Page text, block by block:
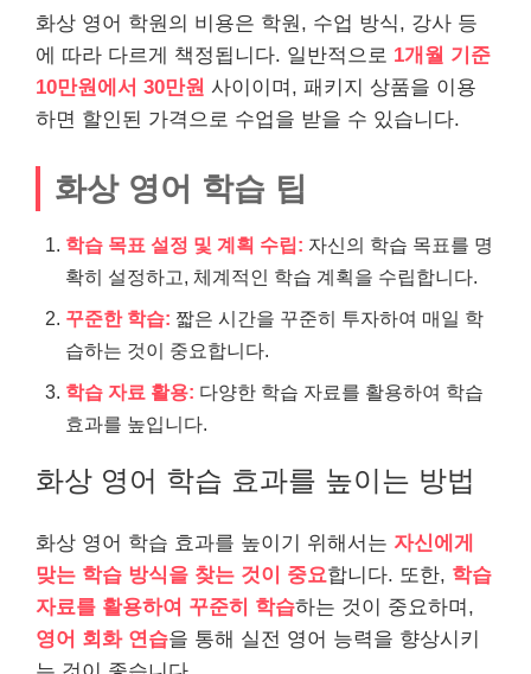
화상 영어 학원의 비용은 학원, 수업 방식, 강사 등
에 따라 다르게 책정됩니다. 일반적으로 1개월 기준
10만원에서 30만원 사이이며, 패키지 상품을 이용
하면 할인된 가격으로 수업을 받을 수 있습니다.
화상 영어 학습 팁
학습 목표 설정 및 계획 수립: 자신의 학습 목표를 명
확히 설정하고, 체계적인 학습 계획을 수립합니다.
꾸준한 학습: 짧은 시간을 꾸준히 투자하여 매일 학
습하는 것이 중요합니다.
학습 자료 활용: 다양한 학습 자료를 활용하여 학습
효과를 높입니다.
화상 영어 학습 효과를 높이는 방법
화상 영어 학습 효과를 높이기 위해서는 자신에게
맞는 학습 방식을 찾는 것이 중요합니다. 또한, 학습
자료를 활용하여 꾸준히 학습하는 것이 중요하며,
영어 회화 연습을 통해 실전 영어 능력을 향상시키